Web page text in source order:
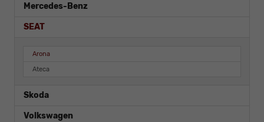
Mercedes-Benz
SEAT
Arona
Ateca
Skoda
Volkswagen